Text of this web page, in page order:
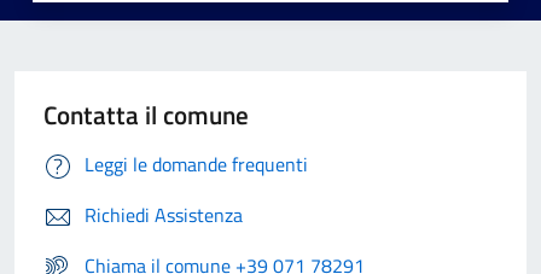
Contatta il comune
Leggi le domande frequenti
Richiedi Assistenza
Chiama il comune +39 071 78291